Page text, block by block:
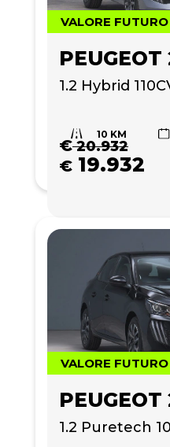
VALORE
PEUGEOT
1.2 Hybrid
10 KM
€20.932
€ 19.932
VALORE
PEUGEOT
1.2 Puretech